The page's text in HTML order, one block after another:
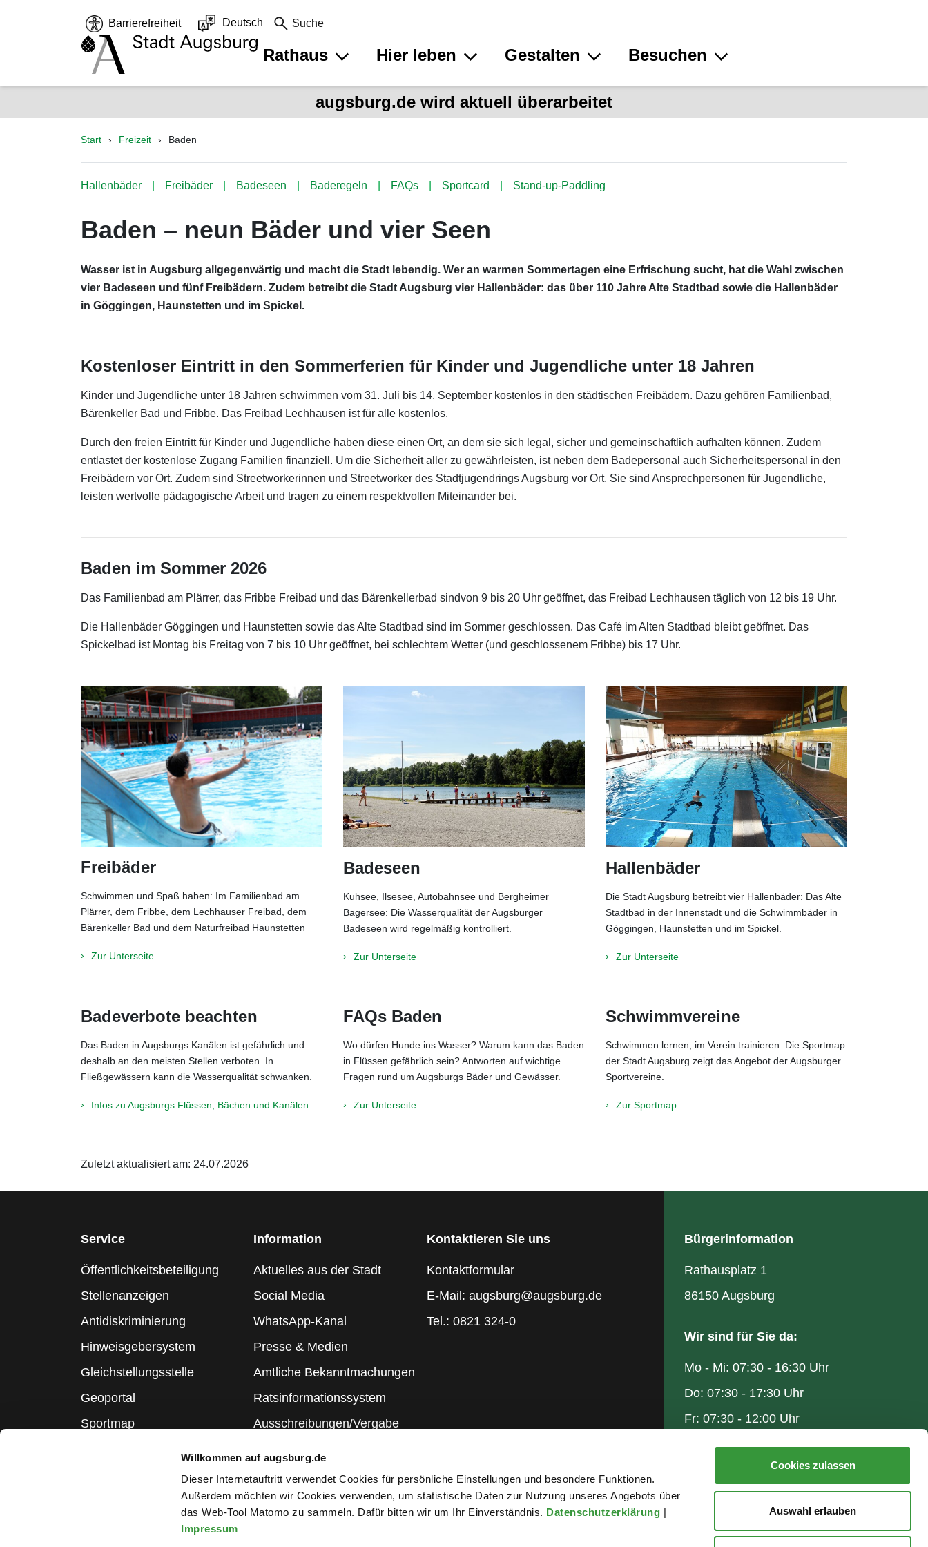
Willkommen auf augsburg.de
Dieser Internetauftritt verwendet Cookies für persönliche Einstellungen und besondere Funktionen.
Außerdem möchten wir Cookies verwenden, um statistische Daten zur Nutzung unseres Angebots über
das Web-Tool Matomo zu sammeln. Dafür bitten wir um Ihr Einverständnis. Datenschutzerklärung |
Impressum
Cookies zulassen
Auswahl erlauben
Barrierefreiheit Deutsch Suche
Rathaus Hier leben Gestalten Besuchen
augsburg.de wird aktuell überarbeitet
Start Freizeit Baden
Hallenbäder Freibäder Badeseen Baderegeln FAQs Sportcard Stand-up-Paddling
Baden – neun Bäder und vier Seen
Wasser ist in Augsburg allgegenwärtig und macht die Stadt lebendig. Wer an warmen Sommertagen eine Erfrischung sucht, hat die Wahl zwischen
vier Badeseen und fünf Freibädern. Zudem betreibt die Stadt Augsburg vier Hallenbäder: das über 110 Jahre Alte Stadtbad sowie die Hallenbäder
in Göggingen, Haunstetten und im Spickel.
Kostenloser Eintritt in den Sommerferien für Kinder und Jugendliche unter 18 Jahren
Kinder und Jugendliche unter 18 Jahren schwimmen vom 31. Juli bis 14. September kostenlos in den städtischen Freibädern. Dazu gehören Familienbad,
Bärenkeller Bad und Fribbe. Das Freibad Lechhausen ist für alle kostenlos.
Durch den freien Eintritt für Kinder und Jugendliche haben diese einen Ort, an dem sie sich legal, sicher und gemeinschaftlich aufhalten können. Zudem
entlastet der kostenlose Zugang Familien finanziell. Um die Sicherheit aller zu gewährleisten, ist neben dem Badepersonal auch Sicherheitspersonal in den
Freibädern vor Ort. Zudem sind Streetworkerinnen und Streetworker des Stadtjugendrings Augsburg vor Ort. Sie sind Ansprechpersonen für Jugendliche,
leisten wertvolle pädagogische Arbeit und tragen zu einem respektvollen Miteinander bei.
Baden im Sommer 2026
Das Familienbad am Plärrer, das Fribbe Freibad und das Bärenkellerbad sindvon 9 bis 20 Uhr geöffnet, das Freibad Lechhausen täglich von 12 bis 19 Uhr.
Die Hallenbäder Göggingen und Haunstetten sowie das Alte Stadtbad sind im Sommer geschlossen. Das Café im Alten Stadtbad bleibt geöffnet. Das
Spickelbad ist Montag bis Freitag von 7 bis 10 Uhr geöffnet, bei schlechtem Wetter (und geschlossenem Fribbe) bis 17 Uhr.
Freibäder
Schwimmen und Spaß haben: Im Familienbad am
Plärrer, dem Fribbe, dem Lechhauser Freibad, dem
Bärenkeller Bad und dem Naturfreibad Haunstetten
Zur Unterseite
Badeseen
Kuhsee, Ilsesee, Autobahnsee und Bergheimer
Bagersee: Die Wasserqualität der Augsburger
Badeseen wird regelmäßig kontrolliert.
Zur Unterseite
Hallenbäder
Die Stadt Augsburg betreibt vier Hallenbäder: Das Alte
Stadtbad in der Innenstadt und die Schwimmbäder in
Göggingen, Haunstetten und im Spickel.
Zur Unterseite
Badeverbote beachten
Das Baden in Augsburgs Kanälen ist gefährlich und
deshalb an den meisten Stellen verboten. In
Fließgewässern kann die Wasserqualität schwanken.
Infos zu Augsburgs Flüssen, Bächen und Kanälen
FAQs Baden
Wo dürfen Hunde ins Wasser? Warum kann das Baden
in Flüssen gefährlich sein? Antworten auf wichtige
Fragen rund um Augsburgs Bäder und Gewässer.
Zur Unterseite
Schwimmvereine
Schwimmen lernen, im Verein trainieren: Die Sportmap
der Stadt Augsburg zeigt das Angebot der Augsburger
Sportvereine.
Zur Sportmap
Zuletzt aktualisiert am: 24.07.2026
Service
Öffentlichkeitsbeteiligung
Stellenanzeigen
Antidiskriminierung
Hinweisgebersystem
Gleichstellungsstelle
Geoportal
Sportmap
Information
Aktuelles aus der Stadt
Social Media
WhatsApp-Kanal
Presse & Medien
Amtliche Bekanntmachungen
Ratsinformationssystem
Ausschreibungen/Vergabe
Kontaktieren Sie uns
Kontaktformular
E-Mail: augsburg@augsburg.de
Tel.: 0821 324-0
Bürgerinformation
Rathausplatz 1
86150 Augsburg
Wir sind für Sie da:
Mo - Mi: 07:30 - 16:30 Uhr
Do: 07:30 - 17:30 Uhr
Fr: 07:30 - 12:00 Uhr